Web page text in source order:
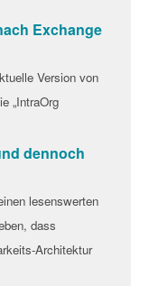
Exchange
Version von
„IntraOrg
dennoch
lesenswerten
dass
Architektur